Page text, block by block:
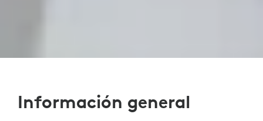
Información general